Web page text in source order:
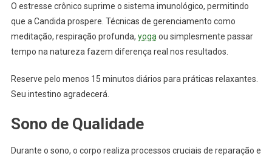
O estresse crônico suprime o sistema imunológico, permitindo
que a Candida prospere. Técnicas de gerenciamento como
meditação, respiração profunda, yoga ou simplesmente passar
tempo na natureza fazem diferença real nos resultados.
Reserve pelo menos 15 minutos diários para práticas relaxantes.
Seu intestino agradecerá.
Sono de Qualidade
Durante o sono, o corpo realiza processos cruciais de reparação e